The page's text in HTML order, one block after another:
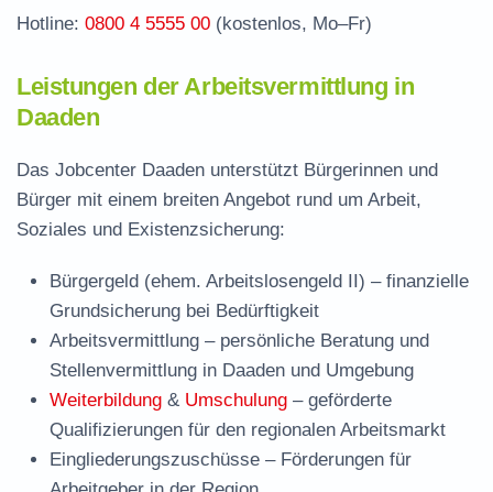
Hotline: 0800 4 5555 00 (kostenlos, Mo–Fr)
Leistungen der Arbeitsvermittlung in
Daaden
Das Jobcenter Daaden unterstützt Bürgerinnen und
Bürger mit einem breiten Angebot rund um Arbeit,
Soziales und Existenzsicherung:
Bürgergeld (ehem. Arbeitslosengeld II) – finanzielle
Grundsicherung bei Bedürftigkeit
Arbeitsvermittlung – persönliche Beratung und
Stellenvermittlung in Daaden und Umgebung
Weiterbildung & Umschulung – geförderte
Qualifizierungen für den regionalen Arbeitsmarkt
Eingliederungszuschüsse – Förderungen für